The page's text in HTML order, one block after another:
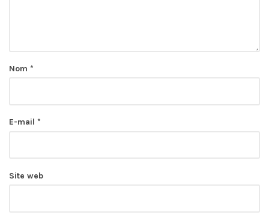
Nom *
E-mail *
Site web